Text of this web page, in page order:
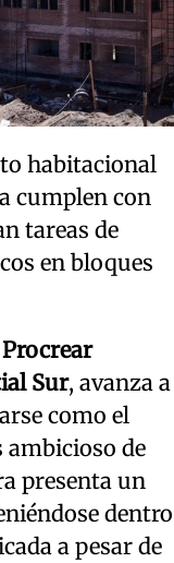
habitacional
cumplen con
tareas de
en bloques
Procrear
Sur, avanza a
como el
ambicioso de
presenta un
dentro
a pesar de